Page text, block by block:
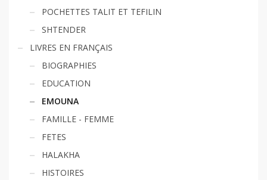
POCHETTES TALIT ET TEFILIN
SHTENDER
LIVRES EN FRANÇAIS
BIOGRAPHIES
EDUCATION
EMOUNA
FAMILLE - FEMME
FETES
HALAKHA
HISTOIRES